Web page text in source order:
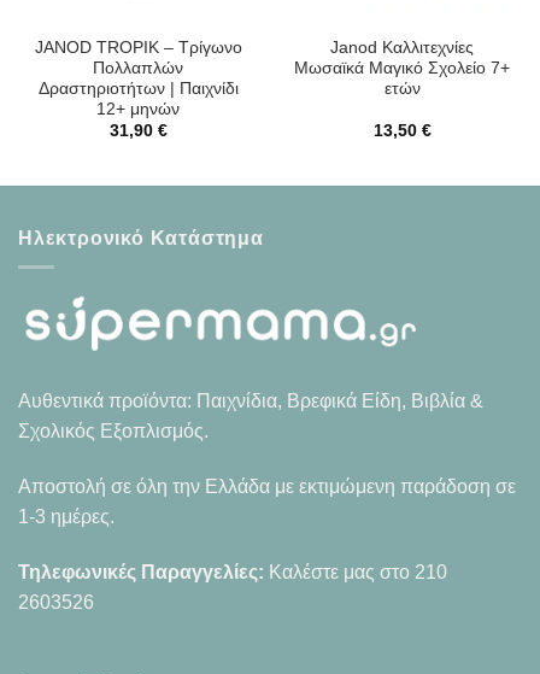
JANOD TROPIK – Τρίγωνο
Πολλαπλών
Δραστηριοτήτων | Παιχνίδι
12+ μηνών
31,90 €
Janod Καλλιτεχνίες
Μωσαϊκά Μαγικό Σχολείο 7+
ετών
13,50 €
Ηλεκτρονικό Κατάστημα
Αυθεντικά προϊόντα: Παιχνίδια, Βρεφικά Είδη, Βιβλία &
Σχολικός Εξοπλισμός.
Αποστολή σε όλη την Ελλάδα με εκτιμώμενη παράδοση σε
1-3 ημέρες.
Τηλεφωνικές Παραγγελίες: Καλέστε μας στο 210
2603526